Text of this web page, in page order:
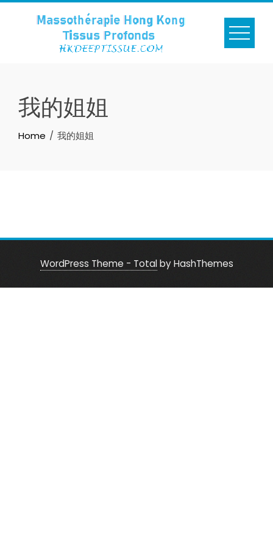
我的姐姐
Home 我的姐姐
WordPress Theme - Totalby HashThemes